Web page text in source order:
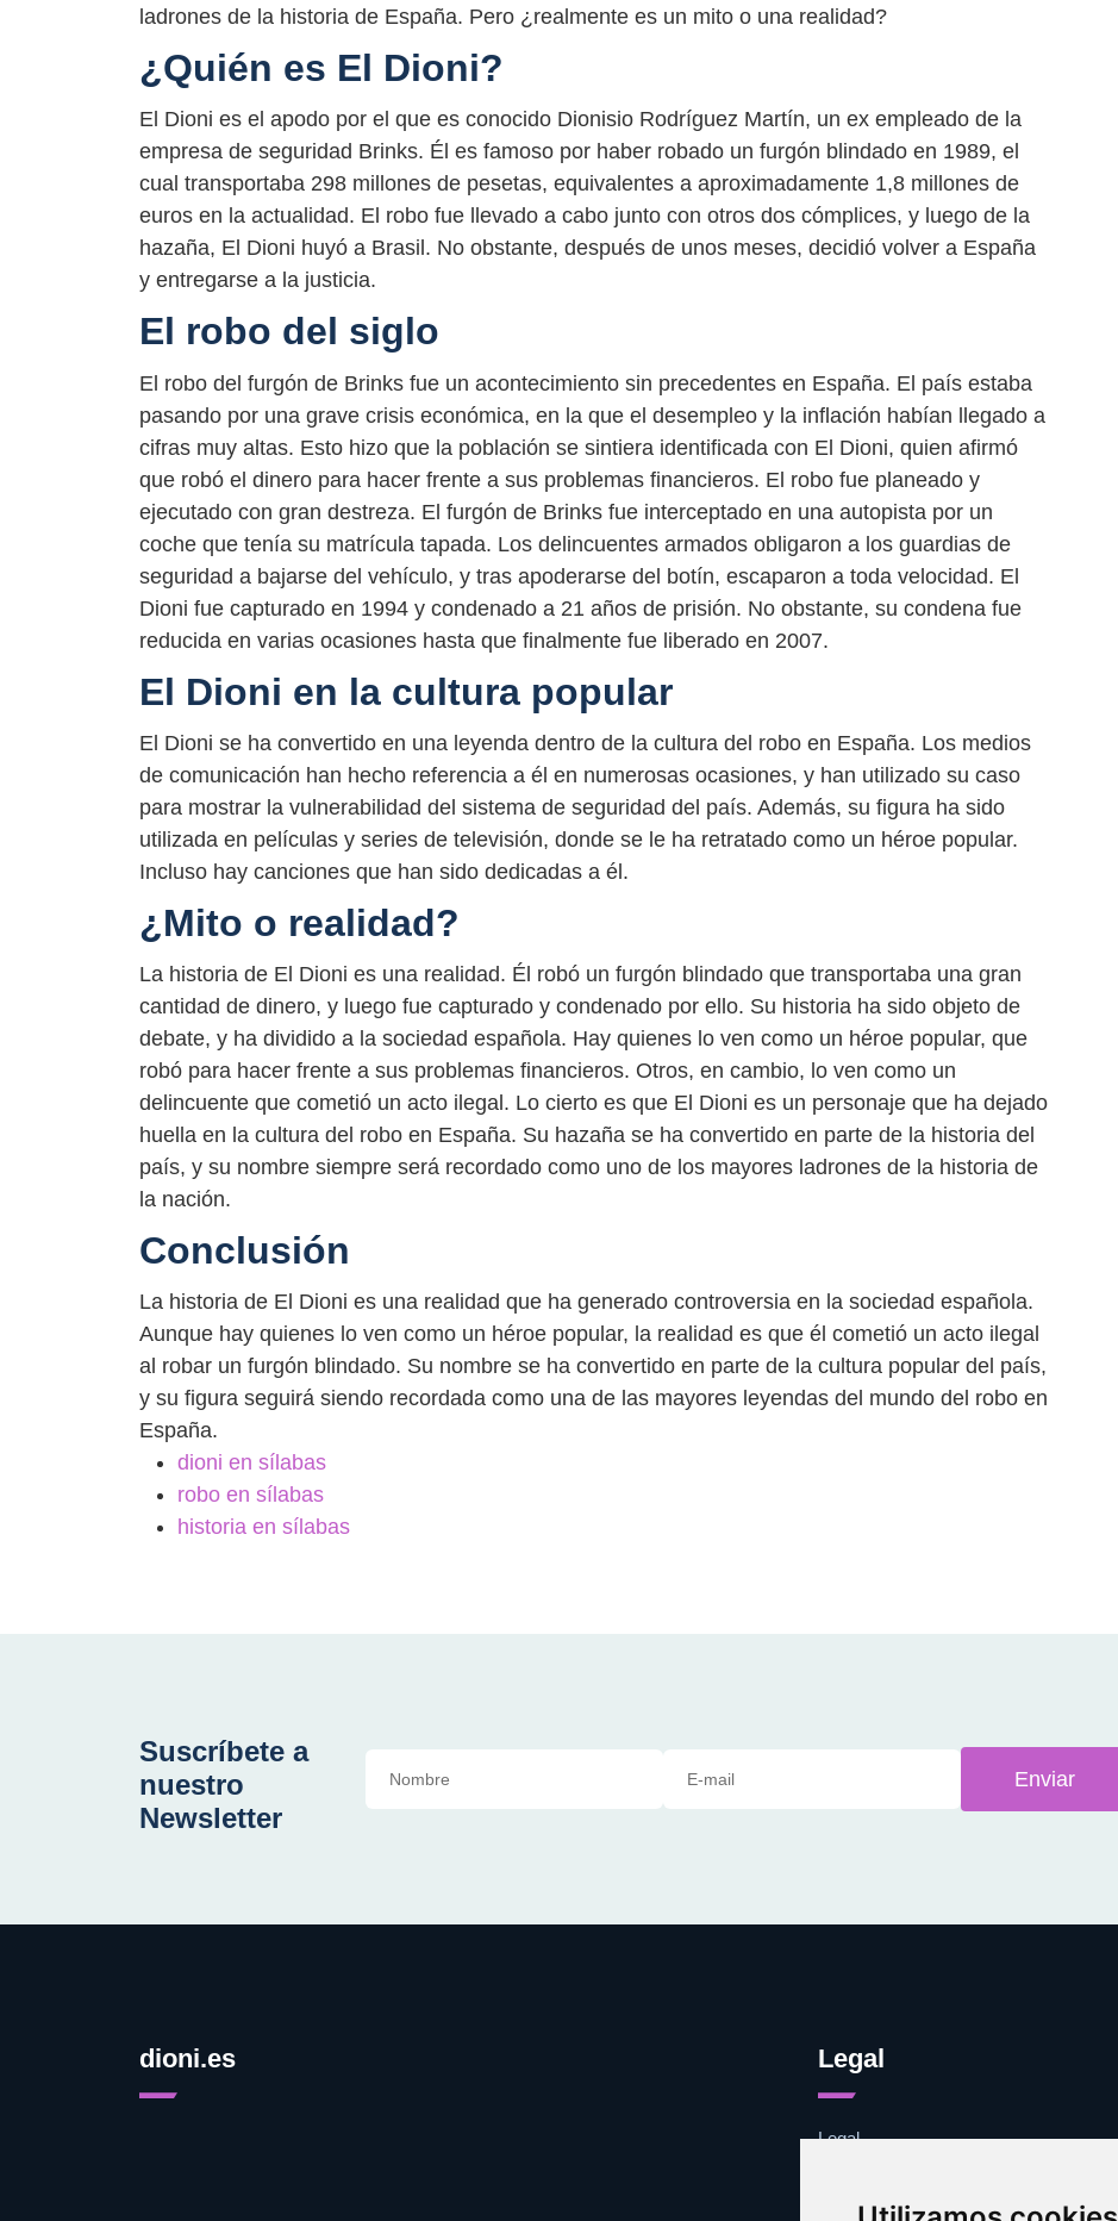
ladrones de la historia de España. Pero ¿realmente es un mito o una realidad?
¿Quién es El Dioni?
El Dioni es el apodo por el que es conocido Dionisio Rodríguez Martín, un ex empleado de la
empresa de seguridad Brinks. Él es famoso por haber robado un furgón blindado en 1989, el
cual transportaba 298 millones de pesetas, equivalentes a aproximadamente 1,8 millones de
euros en la actualidad. El robo fue llevado a cabo junto con otros dos cómplices, y luego de la
hazaña, El Dioni huyó a Brasil. No obstante, después de unos meses, decidió volver a España
y entregarse a la justicia.
El robo del siglo
El robo del furgón de Brinks fue un acontecimiento sin precedentes en España. El país estaba
pasando por una grave crisis económica, en la que el desempleo y la inflación habían llegado a
cifras muy altas. Esto hizo que la población se sintiera identificada con El Dioni, quien afirmó
que robó el dinero para hacer frente a sus problemas financieros. El robo fue planeado y
ejecutado con gran destreza. El furgón de Brinks fue interceptado en una autopista por un
coche que tenía su matrícula tapada. Los delincuentes armados obligaron a los guardias de
seguridad a bajarse del vehículo, y tras apoderarse del botín, escaparon a toda velocidad. El
Dioni fue capturado en 1994 y condenado a 21 años de prisión. No obstante, su condena fue
reducida en varias ocasiones hasta que finalmente fue liberado en 2007.
El Dioni en la cultura popular
El Dioni se ha convertido en una leyenda dentro de la cultura del robo en España. Los medios
de comunicación han hecho referencia a él en numerosas ocasiones, y han utilizado su caso
para mostrar la vulnerabilidad del sistema de seguridad del país. Además, su figura ha sido
utilizada en películas y series de televisión, donde se le ha retratado como un héroe popular.
Incluso hay canciones que han sido dedicadas a él.
¿Mito o realidad?
La historia de El Dioni es una realidad. Él robó un furgón blindado que transportaba una gran
cantidad de dinero, y luego fue capturado y condenado por ello. Su historia ha sido objeto de
debate, y ha dividido a la sociedad española. Hay quienes lo ven como un héroe popular, que
robó para hacer frente a sus problemas financieros. Otros, en cambio, lo ven como un
delincuente que cometió un acto ilegal. Lo cierto es que El Dioni es un personaje que ha dejado
huella en la cultura del robo en España. Su hazaña se ha convertido en parte de la historia del
país, y su nombre siempre será recordado como uno de los mayores ladrones de la historia de
la nación.
Conclusión
La historia de El Dioni es una realidad que ha generado controversia en la sociedad española.
Aunque hay quienes lo ven como un héroe popular, la realidad es que él cometió un acto ilegal
al robar un furgón blindado. Su nombre se ha convertido en parte de la cultura popular del país,
y su figura seguirá siendo recordada como una de las mayores leyendas del mundo del robo en
España.
dioni en sílabas
robo en sílabas
historia en sílabas
Suscríbete a
nuestro
Newsletter
Enviar
dioni.es Legal
Legal
Contacto